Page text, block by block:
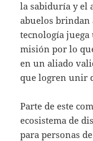
la sabiduría y el
abuelos brindan
tecnología
misión por lo
en un aliado
que logren unir
Parte de este
ecosistema de
para personas